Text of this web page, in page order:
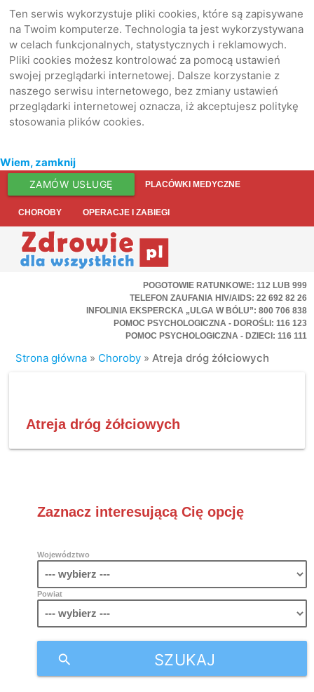
Ten serwis wykorzystuje pliki cookies, które są zapisywane
na Twoim komputerze. Technologia ta jest wykorzystywana
w celach funkcjonalnych, statystycznych i reklamowych.
Pliki cookies możesz kontrolować za pomocą ustawień
swojej przeglądarki internetowej. Dalsze korzystanie z
naszego serwisu internetowego, bez zmiany ustawień
przeglądarki internetowej oznacza, iż akceptujesz politykę
stosowania plików cookies.
Wiem, zamknij
ZAMÓW USŁUGĘ PLACÓWKI MEDYCZNE
CHOROBY OPERACJE I ZABIEGI
POGOTOWIE RATUNKOWE: 112 LUB 999
TELEFON ZAUFANIA HIV/AIDS: 22 692 82 26
INFOLINIA EKSPERCKA „ULGA W BÓLU”: 800 706 838
POMOC PSYCHOLOGICZNA - DOROŚLI: 116 123
POMOC PSYCHOLOGICZNA - DZIECI: 116 111
Strona główna » Choroby »Atreja dróg żółciowych
Atreja dróg żółciowych
Zaznacz interesującą Cię opcję
Województwo
Powiat
SZUKAJ
search